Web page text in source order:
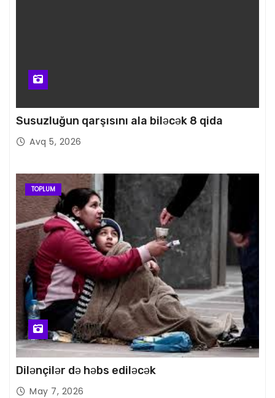
Susuzluğun qarşısını ala biləcək 8 qida
Avq 5, 2026
TOPLUM
Dilənçilər də həbs ediləcək
May 7, 2026